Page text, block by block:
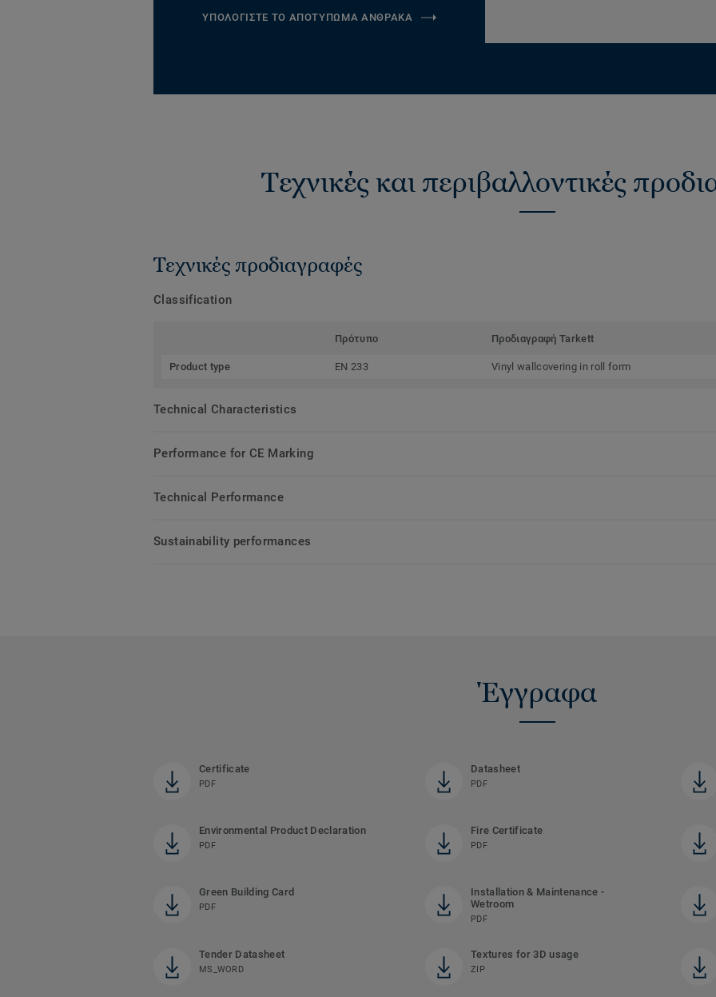
ΥΠΟΛΟΓΙΣΤΕ ΤΟ ΑΠΟΤΥΠΩΜΑ ΑΝΘΡΑΚΑ
Τεχνικές και περιβαλλοντικές
Τεχνικές προδιαγραφές
Classification
Πρότυπο Προδιαγραφή Tarkett
Product type EN 233 Vinyl wallcovering in roll form
Technical Characteristics
Performance for CE Marking
Technical Performance
Sustainability performances
Έγγραφα
Certificate
PDF
Datasheet
PDF
Environmental Product Declaration
PDF
Fire Certificate
PDF
Green Building Card
PDF
Installation & Maintenance -
Wetroom
PDF
Tender Datasheet
MS_WORD
Textures for 3D usage
ZIP